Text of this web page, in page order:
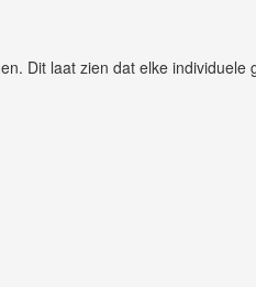
Dit laat zien dat elke individuele